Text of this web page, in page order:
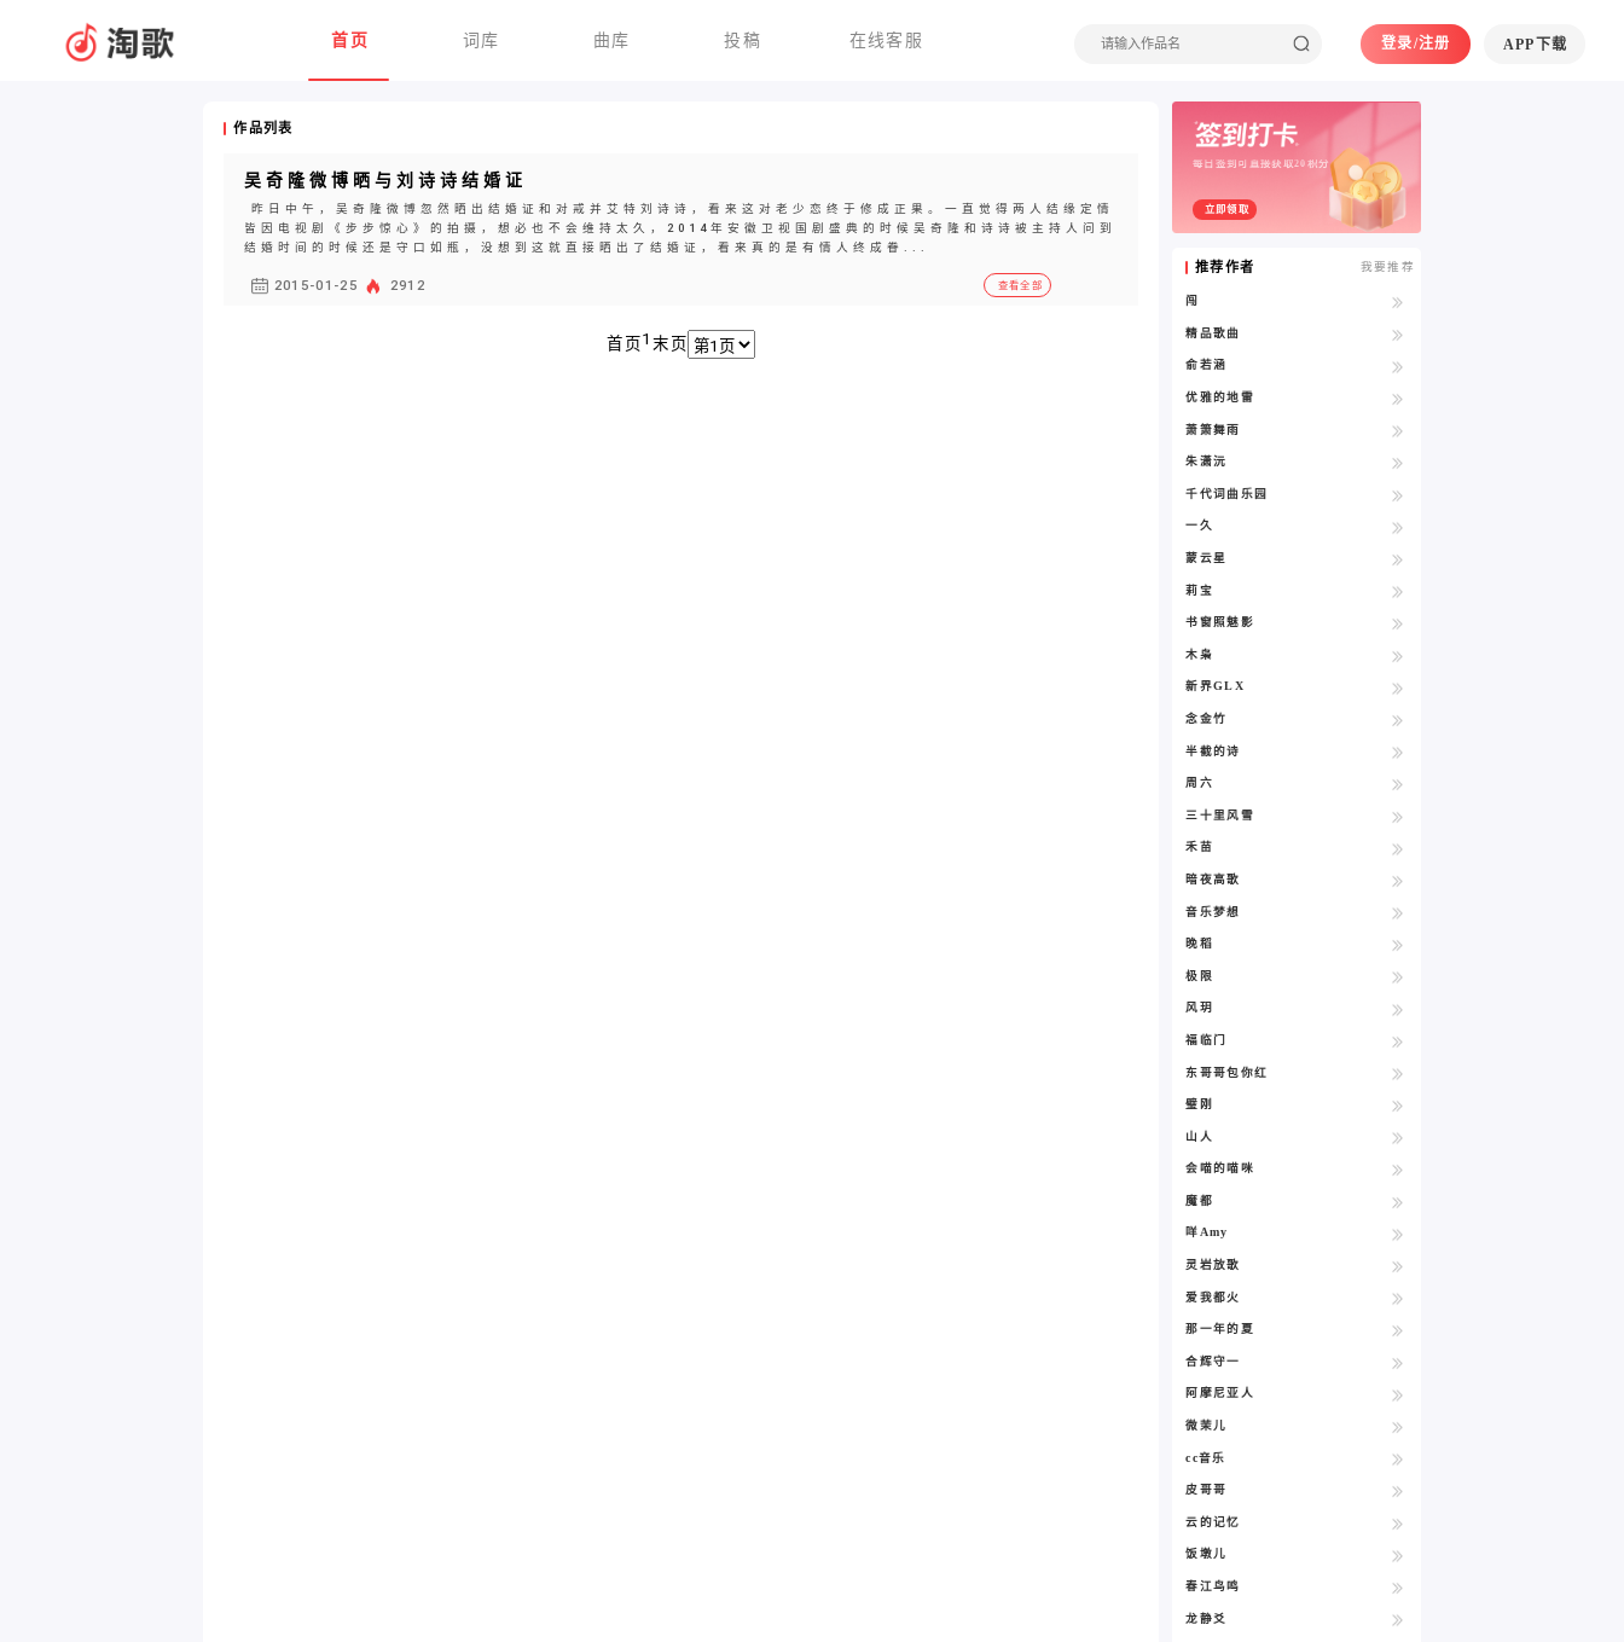
首页 词库 曲库 投稿 在线客服 登录/注册 APP下载
作品列表
吴奇隆微博晒与刘诗诗结婚证
昨日中午，吴奇隆微博忽然晒出结婚证和对戒并艾特刘诗诗，看来这对老少恋终于修成正果。一直觉得两人结缘定情
皆因电视剧《步步惊心》的拍摄，想必也不会维持太久，2014年安徽卫视国剧盛典的时候吴奇隆和诗诗被主持人问到
结婚时间的时候还是守口如瓶，没想到这就直接晒出了结婚证，看来真的是有情人终成眷...
2015-01-25 2912 查看全部
首页 1末页
每日签到可直接获取20积分
立即领取
推荐作者 我要推荐
闯
精品歌曲
俞若涵
优雅的地雷
萧箫舞雨
朱潇沅
千代词曲乐园
一久
蒙云星
莉宝
书窗照魅影
木枭
新界GLX
念金竹
半截的诗
周六
三十里风雪
禾苗
暗夜高歌
音乐梦想
晚稻
极限
风玥
福临门
东哥哥包你红
璧刚
山人
会喵的喵咪
魔都
咩Amy
灵岩放歌
爱我都火
那一年的夏
合辉守一
阿摩尼亚人
微茉儿
cc音乐
皮哥哥
云的记忆
饭墩儿
春江鸟鸣
龙静爻